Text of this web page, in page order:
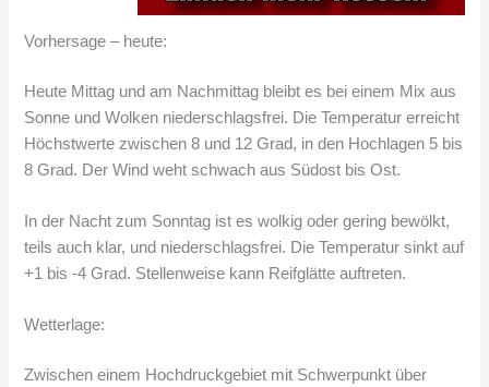
Vorhersage – heute:
Heute Mittag und am Nachmittag bleibt es bei einem Mix aus
Sonne und Wolken niederschlagsfrei. Die Temperatur erreicht
Höchstwerte zwischen 8 und 12 Grad, in den Hochlagen 5 bis
8 Grad. Der Wind weht schwach aus Südost bis Ost.
In der Nacht zum Sonntag ist es wolkig oder gering bewölkt,
teils auch klar, und niederschlagsfrei. Die Temperatur sinkt auf
+1 bis -4 Grad. Stellenweise kann Reifglätte auftreten.
Wetterlage:
Zwischen einem Hochdruckgebiet mit Schwerpunkt über